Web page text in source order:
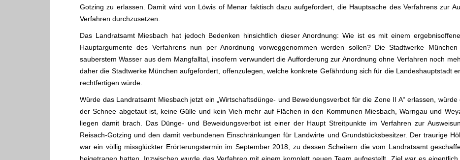
Gotzing zu erlassen. Damit wird von Löwis of Menar faktisch dazu aufgefordert, die Hauptsache des Verfahrens zur
Verfahren durchzusetzen.
Das Landratsamt Miesbach hat jedoch Bedenken hinsichtlich dieser Anordnung: Wie ist es mit einem
Hauptargumente des Verfahrens nun per Anordnung vorweggenommen werden sollen? Die Stadtwerke
sauberstem Wasser aus dem Mangfalltal, insofern verwundert die Aufforderung zur Anordnung ohne Verfahren noch
daher die Stadtwerke München aufgefordert, offenzulegen, welche konkrete Gefährdung sich für die Landeshauptstadt
rechtfertigen würde.
Würde das Landratsamt Miesbach jetzt ein „Wirtschaftsdünge- und Beweidungsverbot für die Zone II A“ erlassen,
der Schnee abgetaut ist, keine Gülle und kein Vieh mehr auf Flächen in den Kommunen Miesbach, Warngau und
liegen damit brach. Das Dünge- und Beweidungsverbot ist einer der Haupt Streitpunkte im Verfahren zur
Reisach-Gotzing und den damit verbundenen Einschränkungen für Landwirte und Grundstücksbesitzer. Der traurige
war ein völlig missglückter Erörterungstermin im September 2018, zu dessen Scheitern die vom Landratsamt